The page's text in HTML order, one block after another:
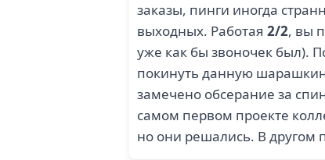
заказы, пинги иногда
выходных. Работая 2/2, вы
уже как бы звоночек был).
покинуть данную
замечено обсерание за
самом первом проекте
но они решались. В другом